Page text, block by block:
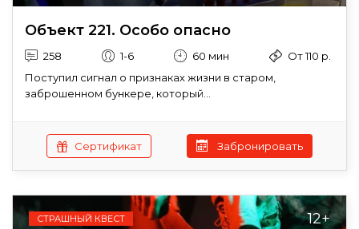
Объект 221. Особо опасно
258 1-6 60 мин
От 110 р.
Поступил сигнал о признаках жизни в старом,
заброшенном бункере, который...
Сертификат Забронировать
СТРАШНЫЙ КВЕСТ 12+